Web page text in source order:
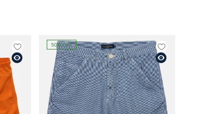
50% OFF